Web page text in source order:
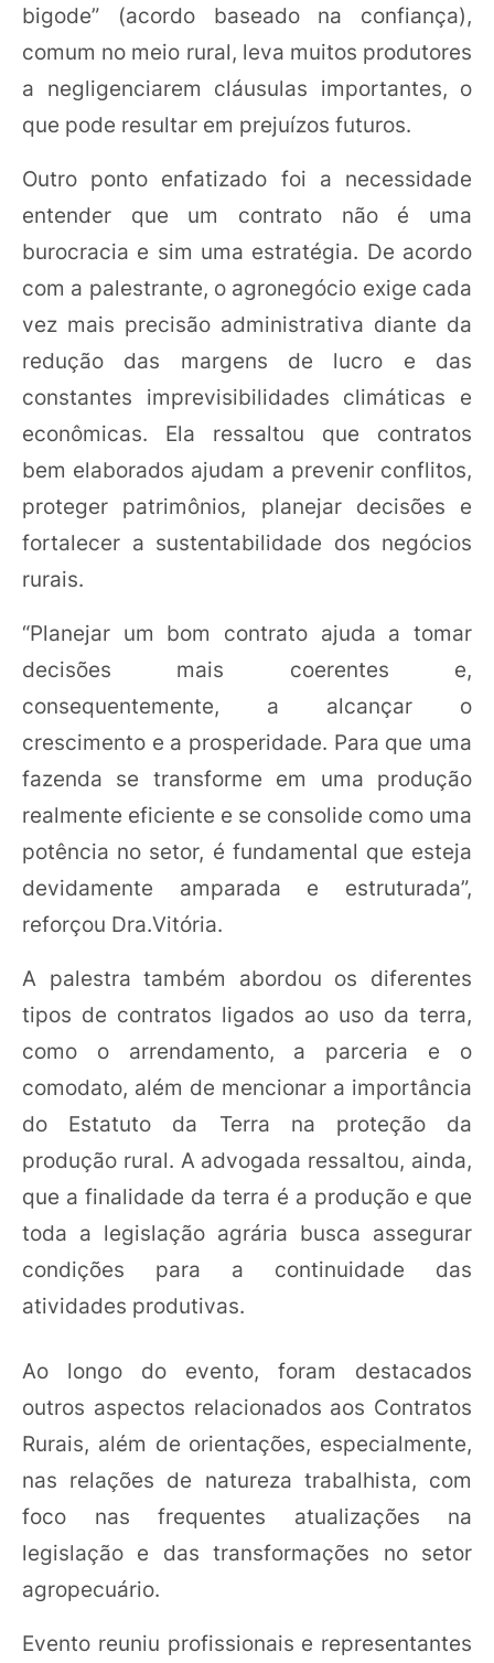
bigode” (acordo baseado na confiança),
comum no meio rural, leva muitos produtores
a negligenciarem cláusulas importantes, o
que pode resultar em prejuízos futuros.
Outro ponto enfatizado foi a necessidade
entender que um contrato não é uma
burocracia e sim uma estratégia. De acordo
com a palestrante, o agronegócio exige cada
vez mais precisão administrativa diante da
redução das margens de lucro e das
constantes imprevisibilidades climáticas e
econômicas. Ela ressaltou que contratos
bem elaborados ajudam a prevenir conflitos,
proteger patrimônios, planejar decisões e
fortalecer a sustentabilidade dos negócios
rurais.
“Planejar um bom contrato ajuda a tomar
decisões mais coerentes e,
consequentemente, a alcançar o
crescimento e a prosperidade. Para que uma
fazenda se transforme em uma produção
realmente eficiente e se consolide como uma
potência no setor, é fundamental que esteja
devidamente amparada e estruturada”,
reforçou Dra.Vitória.
A palestra também abordou os diferentes
tipos de contratos ligados ao uso da terra,
como o arrendamento, a parceria e o
comodato, além de mencionar a importância
do Estatuto da Terra na proteção da
produção rural. A advogada ressaltou, ainda,
que a finalidade da terra é a produção e que
toda a legislação agrária busca assegurar
condições para a continuidade das
atividades produtivas.
Ao longo do evento, foram destacados
outros aspectos relacionados aos Contratos
Rurais, além de orientações, especialmente,
nas relações de natureza trabalhista, com
foco nas frequentes atualizações na
legislação e das transformações no setor
agropecuário.
Evento reuniu profissionais e representantes